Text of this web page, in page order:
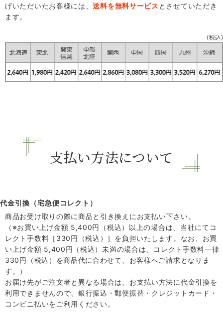
げいただいたお客様には、送料を無料サービス とさせていただき
ます。
支払い方法について
代金引換（宅急便コレクト）
商品お受け取りの際に商品と引き換えにお支払い下さい。
（※お買い上げ金額 5,400円（税込）以上の場合は、当社にてコ
レクト手数料［330円（税込）］を負担いたします。なお、お買
い上げ金額 5,400円（税込）未満の場合は、コレクト手数料一律
330円（税込）を商品代に合わせて、お客様へご請求となりま
す。）
お届け先がご注文者と異なる場合は、お支払い方法に代金引換を
利用できませんので、銀行振込・郵便振替・クレジットカード・
コンビニ払いをご利用ください。